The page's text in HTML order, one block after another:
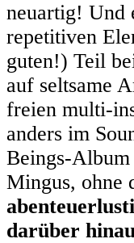
neuartig! Und
repetitiven
guten!) Teil
auf seltsame
freien multi-
anders im
Beings-Album
Mingus, ohne
darüber